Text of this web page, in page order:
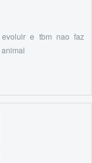
e tbm nao faz